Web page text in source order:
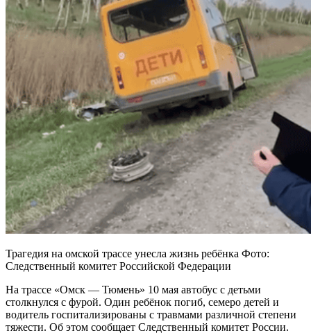
Трагедия на омской трассе унесла жизнь ребёнка Фото:
Следственный комитет Российской Федерации
На трассе «Омск — Тюмень» 10 мая автобус с детьми
столкнулся с фурой. Один ребёнок погиб, семеро детей и
водитель госпитализированы с травмами различной степени
тяжести. Об этом сообщает Следственный комитет России.